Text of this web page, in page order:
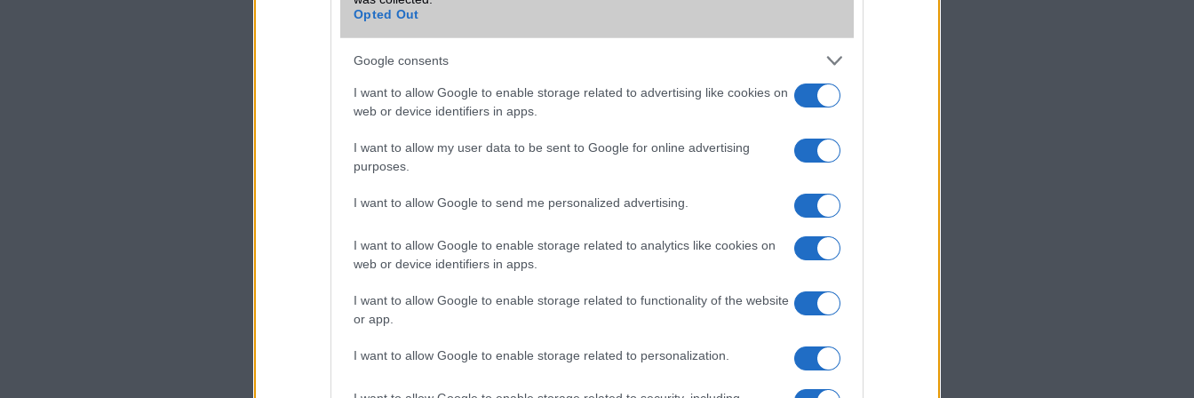
Opted Out
Google consents
I want to allow Google to enable storage related to advertising like cookies on
web or device identifiers in apps.
I want to allow my user data to be sent to Google for online advertising
purposes.
I want to allow Google to send me personalized advertising.
I want to allow Google to enable storage related to analytics like cookies on
web or device identifiers in apps.
I want to allow Google to enable storage related to functionality of the website
or app.
I want to allow Google to enable storage related to personalization.
TV/USB kapcsolat
GPS
aGPS (USA), Glonass (Orosz),
BDS (Kína), Galileo (EU), QZSS
AKKUMULÁTOR
Visszatöltésre alkalmas (Power
Beszélgetési idő h /